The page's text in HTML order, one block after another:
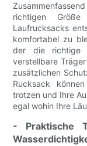
richtigen
Laufrucksacks
komfortabel zu
der die richtige
verstellbare
zusätzlichen
Rucksack
trotzen und Ihre
egal wohin Ihre
- Praktische